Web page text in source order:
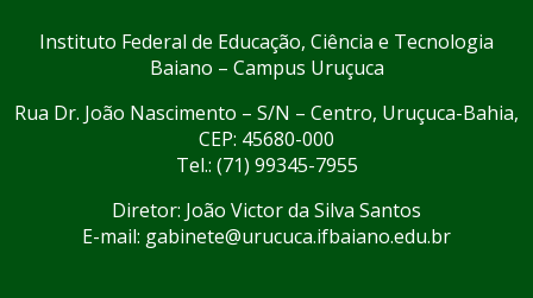
Instituto Federal de Educação, Ciência e Tecnologia
Baiano – Campus Uruçuca
Rua Dr. João Nascimento – S/N – Centro, Uruçuca-Bahia,
CEP: 45680-000
Tel.: (71) 99345-7955
Diretor: João Victor da Silva Santos
E-mail: gabinete@urucuca.ifbaiano.edu.br